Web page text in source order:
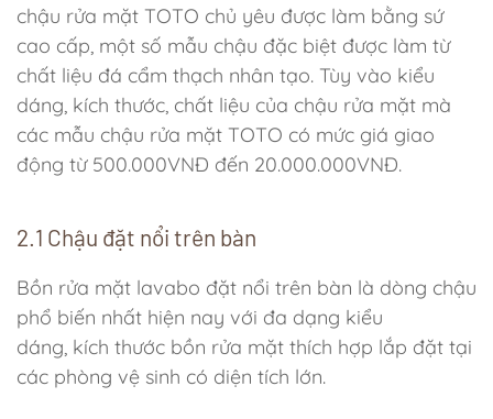
chậu rửa mặt TOTO chủ yêu được làm bằng sứ
cao cấp, một số mẫu chậu đặc biệt được làm từ
chất liệu đá cẩm thạch nhân tạo. Tùy vào kiểu
dáng, kích thước, chất liệu của chậu rửa mặt mà
các mẫu chậu rửa mặt TOTO có mức giá giao
động từ 500.000VNĐ đến 20.000.000VNĐ.
2.1 Chậu đặt nổi trên bàn
Bồn rửa mặt lavabo đặt nổi trên bàn là dòng chậu
phổ biến nhất hiện nay với đa dạng kiểu
dáng, kích thước bồn rửa mặt thích hợp lắp đặt tại
các phòng vệ sinh có diện tích lớn.